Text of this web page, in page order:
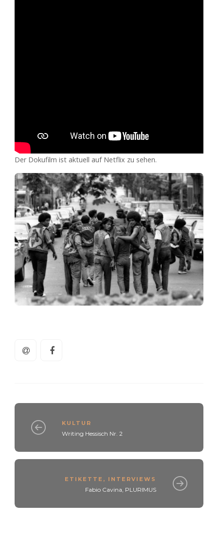
Der Dokufilm ist aktuell auf Netflix zu sehen.
KULTUR
Writing Hessisch Nr. 2
ETIKETTE , INTERVIEWS
Fabio Cavina, PLURIMUS